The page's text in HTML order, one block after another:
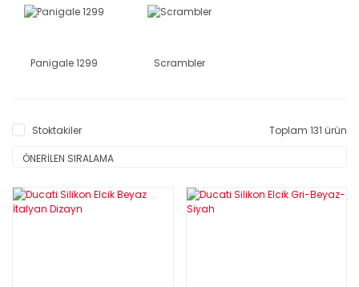
Panigale 1299 Scrambler
Stoktakiler Toplam 131 ürün